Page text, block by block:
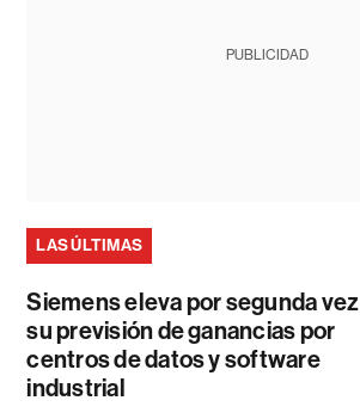
PUBLICIDAD
LAS ÚLTIMAS
Siemens eleva por segunda vez
su previsión de ganancias por
centros de datos y software
industrial